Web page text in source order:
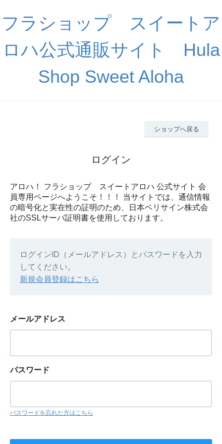
フラショップ スイートア
ロハ公式通販サイト Hula
Shop Sweet Aloha
ショップへ戻る
ログイン
アロハ！ フラショップ スイートアロハ 公式サイト 会
員専用ページへようこそ！！！ 当サイトでは、通信情報
の暗号化と実在性の証明のため、日本ベリサイン株式会
社のSSLサーバ証明書を使用しております。
ログインID（メールアドレス）とパスワードを入力
してください。
新規会員登録はこちら
メールアドレス
パスワード
パスワードを忘れた方はこちら